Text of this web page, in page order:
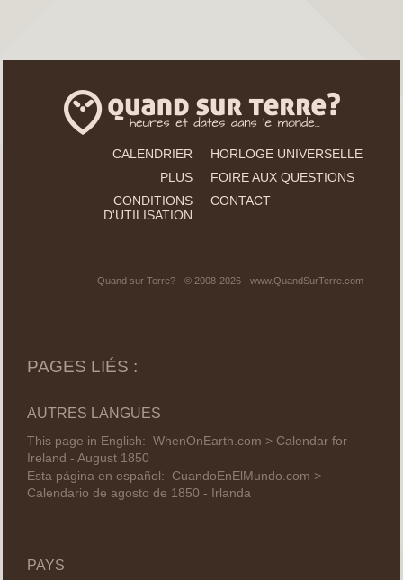
CALENDRIER
HORLOGE UNIVERSELLE
PLUS
FOIRE AUX QUESTIONS
CONDITIONS
D'UTILISATION
CONTACT
Quand sur Terre? - © 2008-2026 - www.QuandSurTerre.com
PAGES LIÉS :
AUTRES LANGUES
This page in English: WhenOnEarth.com > Calendar for
Ireland - August 1850
Esta página en español: CuandoEnElMundo.com >
Calendario de agosto de 1850 - Irlanda
PAYS